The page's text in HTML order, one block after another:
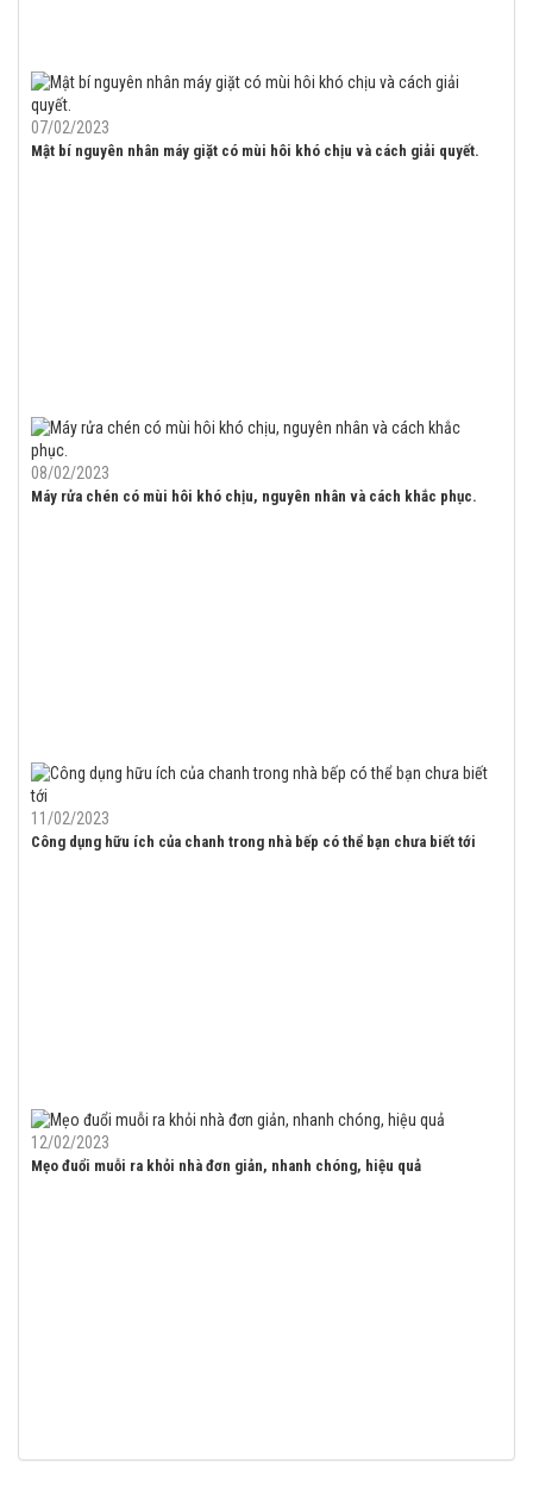
07/02/2023
Mật bí nguyên nhân máy giặt có mùi hôi khó chịu và cách giải quyết.
08/02/2023
Máy rửa chén có mùi hôi khó chịu, nguyên nhân và cách khắc phục.
11/02/2023
Công dụng hữu ích của chanh trong nhà bếp có thể bạn chưa biết tới
12/02/2023
Mẹo đuổi muỗi ra khỏi nhà đơn giản, nhanh chóng, hiệu quả